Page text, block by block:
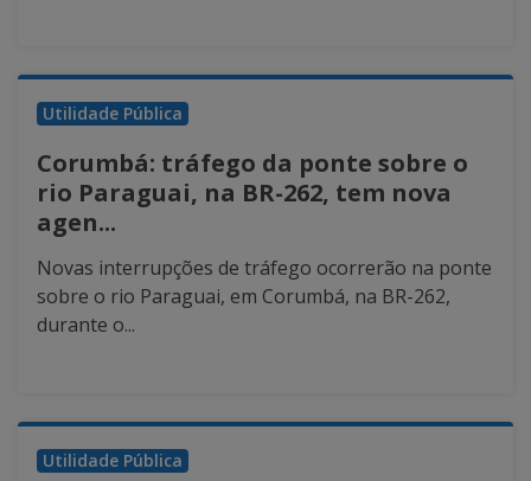
Utilidade Pública
Corumbá: tráfego da ponte sobre o
rio Paraguai, na BR-262, tem nova
agen...
Novas interrupções de tráfego ocorrerão na ponte
sobre o rio Paraguai, em Corumbá, na BR-262,
durante o...
Utilidade Pública